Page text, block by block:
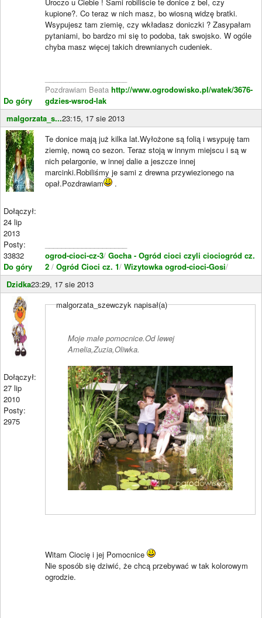
Do góry
kupione?. Co teraz w nich masz, bo wiosną widzę bratki.
Wsypujesz tam ziemię, czy wkładasz doniczki ? Zasypałam
pytaniami, bo bardzo mi się to podoba, tak swojsko. W ogóle
chyba masz więcej takich drewnianych cudeniek.
Pozdrawiam Beata http://www.ogrodowisko.pl/watek/3676-
gdzies-wsrod-lak
malgorzata_s...23:15, 17 sie 2013
Dołączył:
24 lip
2013
Posty:
33832
Do góry
Te donice mają już kilka lat.Wyłożone są folią i wsypuję tam
ziemię, nową co sezon. Teraz stoją w innym miejscu i są w
nich pelargonie, w innej dalie a jeszcze innej
marcinki.Robiliśmy je sami z drewna przywiezionego na
opał.Pozdrawiam
.
ogrod-cioci-cz-3/ Gocha - Ogród cioci czyli ciociogród cz.
2 / Ogród Cioci cz. 1/ Wizytowka ogrod-cioci-Gosi/
Dzidka23:29, 17 sie 2013
Dołączył:
27 lip
2010
Posty:
2975
malgorzata_szewczyk napisał(a)
Moje małe pomocnice.Od lewej
Amelia,Zuzia,Oliwka.
Witam Ciocię i jej Pomocnice
Nie sposób się dziwić, że chcą przebywać w tak kolorowym
ogrodzie.